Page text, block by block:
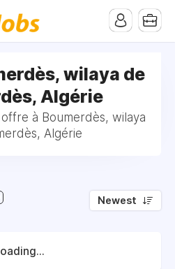
wilaya de
Algérie
à Boumerdès, wilaya
Algérie
Newest